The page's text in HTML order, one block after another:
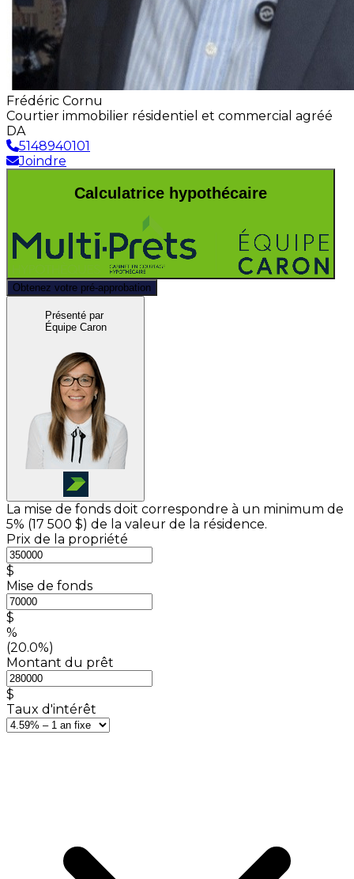
Frédéric Cornu
Courtier immobilier résidentiel et commercial agréé
DA
5148940101
Joindre
Calculatrice hypothécaire
Obtenez votre pré-approbation
Présenté par
Équipe Caron
La mise de fonds doit correspondre à un minimum de
5% (17 500 $) de la valeur de la résidence.
Prix de la propriété
$
Mise de fonds
$
%
(20.0%)
Montant du prêt
$
Taux d'intérêt